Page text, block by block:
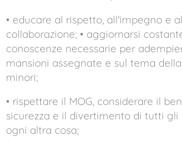
• educare al rispetto, all'impegno e
collaborazione; • aggiornarsi
conoscenze necessarie per
mansioni assegnate e sul tema
minori;
• rispettare il MOG, considerare il
sicurezza e il divertimento di tutti gli
ogni altra cosa;